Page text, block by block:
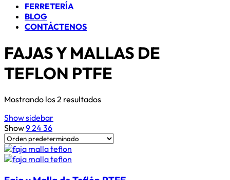
FERRETERÍA
BLOG
CONTÁCTENOS
FAJAS Y MALLAS DE
TEFLON PTFE
Mostrando los 2 resultados
Show sidebar
Show924 36